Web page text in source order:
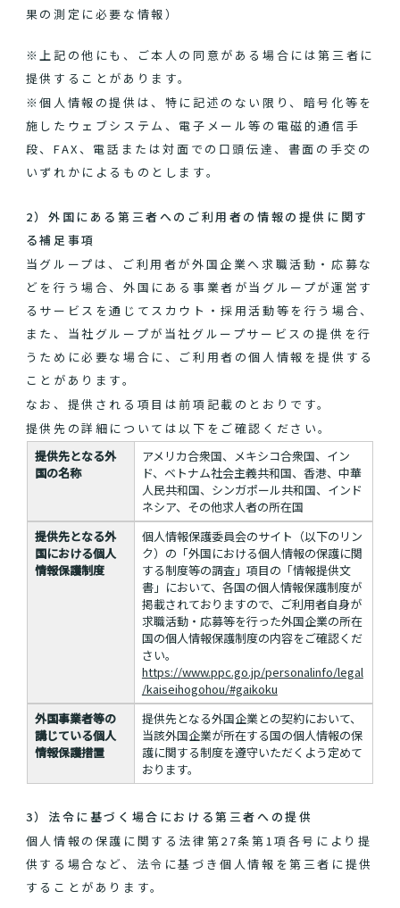
果の測定に必要な情報）
※上記の他にも、ご本人の同意がある場合には第三者に
提供することがあります。
※個人情報の提供は、特に記述のない限り、暗号化等を
施したウェブシステム、電子メール等の電磁的通信手
段、FAX、電話または対面での口頭伝達、書面の手交の
いずれかによるものとします。
2）外国にある第三者へのご利用者の情報の提供に関す
る補足事項
当グループは、ご利用者が外国企業へ求職活動・応募な
どを行う場合、外国にある事業者が当グループが運営す
るサービスを通じてスカウト・採用活動等を行う場合、
また、当社グループが当社グループサービスの提供を行
うために必要な場合に、ご利用者の個人情報を提供する
ことがあります。
なお、提供される項目は前項記載のとおりです。
提供先の詳細については以下をご確認ください。
提供先となる外
国の名称
アメリカ合衆国、メキシコ合衆国、イン
ド、ベトナム社会主義共和国、香港、中華
人民共和国、シンガポール共和国、インド
ネシア、その他求人者の所在国
提供先となる外
国における個人
情報保護制度
個人情報保護委員会のサイト（以下のリン
ク）の「外国における個人情報の保護に関
する制度等の調査」項目の「情報提供文
書」において、各国の個人情報保護制度が
掲載されておりますので、ご利用者自身が
求職活動・応募等を行った外国企業の所在
国の個人情報保護制度の内容をご確認くだ
さい。
https://www.ppc.go.jp/personalinfo/legal
/kaiseihogohou/#gaikoku
外国事業者等の
講じている個人
情報保護措置
提供先となる外国企業との契約において、
当該外国企業が所在する国の個人情報の保
護に関する制度を遵守いただくよう定めて
おります。
3）法令に基づく場合における第三者への提供
個人情報の保護に関する法律第27条第1項各号により提
供する場合など、法令に基づき個人情報を第三者に提供
することがあります。